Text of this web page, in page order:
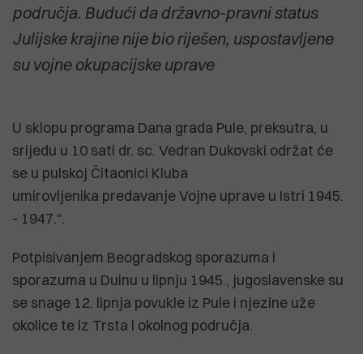
područja. Budući da državno-pravni status
Julijske krajine nije bio riješen, uspostavljene
su vojne okupacijske uprave
U sklopu programa Dana grada Pule, preksutra, u
srijedu u 10 sati dr. sc. Vedran Dukovski održat će
se u pulskoj Čitaonici Kluba
umirovljenika predavanje Vojne uprave u Istri 1945.
- 1947.".
Potpisivanjem Beogradskog sporazuma i
sporazuma u Duinu u lipnju 1945., jugoslavenske su
se snage 12. lipnja povukle iz Pule i njezine uže
okolice te iz Trsta i okolnog područja.